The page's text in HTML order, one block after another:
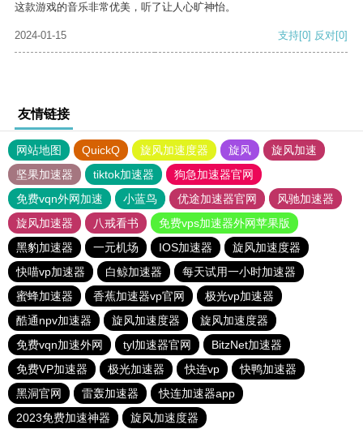
这款游戏的音乐非常优美，听了让人心旷神怡。
2024-01-15 支持[0] 反对[0]
友情链接
网站地图 QuickQ 旋风加速度器 旋风
旋风加速
坚果加速器
tiktok加速器
狗急加速器官网
免费vqn外网加速
小蓝鸟 优途加速器官网
风驰加速器
旋风加速器
八戒看书
免费vps加速器外网苹果版
黑豹加速器
一元机场 IOS加速器
旋风加速度器
快喵vp加速器
白鲸加速器
每天试用一小时加速器
蜜蜂加速器
香蕉加速器vp官网
极光vp加速器
酷通npv加速器
旋风加速度器
旋风加速度器
免费vqn加速外网
tyl加速器官网
BitzNet加速器
免费VP加速器
极光加速器 快连vp
快鸭加速器
黑洞官网
雷轰加速器
快连加速器app
2023免费加速神器
旋风加速度器